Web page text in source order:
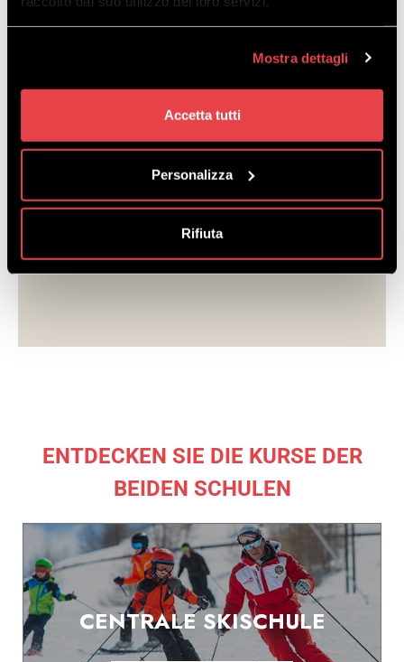
Mostra dettagli
Accetta tutti
Personalizza
Rifiuta
das ist noch nicht alles. Die meisten unserer Lehrer
sind gebürtige Livigneser und können Ihnen daher
Anekdoten und interessante Fakten über die Region
und die Geschichte dieses „Kleinen Tibets“ erzählen,
um Ihren Urlaub zu einem noch exklusiveren Erlebnis
zu machen. Denken Sie daran: Ein guter Lehrer ist
viel mehr als nur ein guter Skifahrer. Alle Lehrer der
Ski- und Snowboardschulen sind professionell
macht den Unterschied aus!
Wählen Sie die Unterrichtsform, die am besten zu
Ihnen passt, und Sie werden überrascht sein, wie
ENTDECKEN SIE DIE KURSE DER
BEIDEN SCHULEN
CENTRALE SKISCHULE